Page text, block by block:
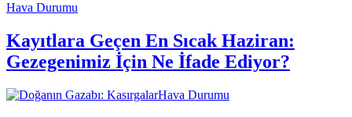
Hava Durumu
Kayıtlara Geçen En Sıcak Haziran:
Gezegenimiz İçin Ne İfade Ediyor?
Hava Durumu